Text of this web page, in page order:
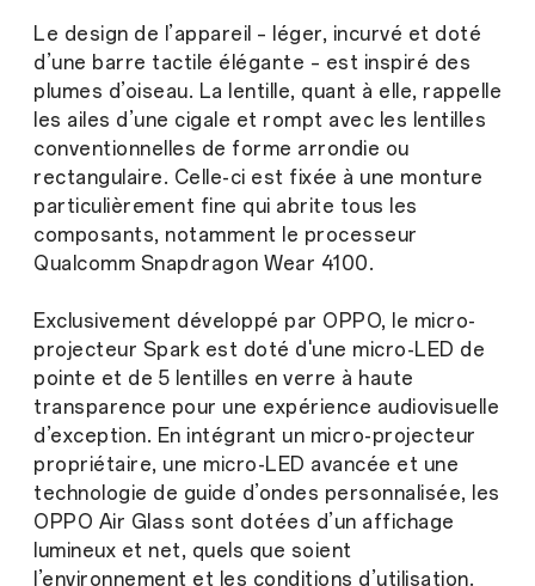
Le design de l’appareil – léger, incurvé et doté
d’une barre tactile élégante – est inspiré des
plumes d’oiseau. La lentille, quant à elle, rappelle
les ailes d’une cigale et rompt avec les lentilles
conventionnelles de forme arrondie ou
rectangulaire. Celle-ci est fixée à une monture
particulièrement fine qui abrite tous les
composants, notamment le processeur
Qualcomm Snapdragon Wear 4100.
Exclusivement développé par OPPO, le micro-
projecteur Spark est doté d'une micro-LED de
pointe et de 5 lentilles en verre à haute
transparence pour une expérience audiovisuelle
d’exception. En intégrant un micro-projecteur
propriétaire, une micro-LED avancée et une
technologie de guide d’ondes personnalisée, les
OPPO Air Glass sont dotées d’un affichage
lumineux et net, quels que soient
l’environnement et les conditions d’utilisation.